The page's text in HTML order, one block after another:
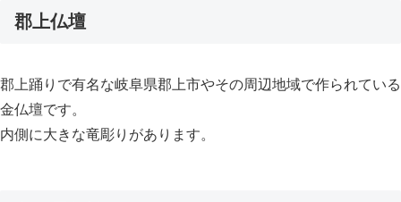
郡上仏壇
郡上踊りで有名な岐阜県郡上市やその周辺地域で作られている
金仏壇です。
内側に大きな竜彫りがあります。